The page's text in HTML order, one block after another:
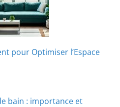
pour Optimiser l’Espace
bain : importance et